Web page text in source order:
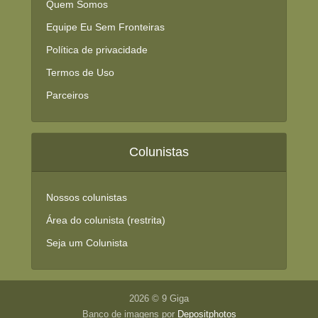
Quem Somos
Equipe Eu Sem Fronteiras
Política de privacidade
Termos de Uso
Parceiros
Colunistas
Nossos colunistas
Área do colunista (restrita)
Seja um Colunista
2026 © 9 Giga
Banco de imagens por Depositphotos